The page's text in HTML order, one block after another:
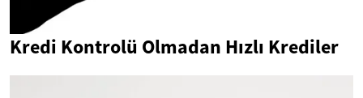
Kredi Kontrolü Olmadan Hızlı Krediler